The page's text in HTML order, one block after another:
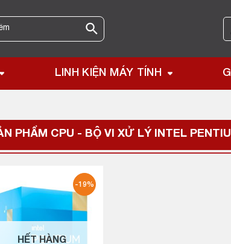
LINH KIỆN MÁY TÍNH
PHẨM CPU - BỘ VI XỬ LÝ INTEL
-19%
HẾT HÀNG